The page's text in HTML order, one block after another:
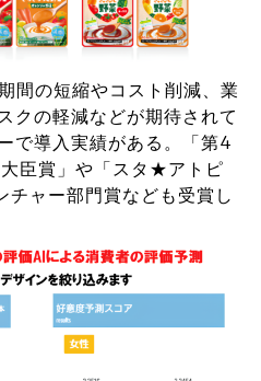
間の短縮やコスト削減、業
クの軽減などが期待されて
で導入実績がある。「第4
臣賞」や「スタ★アトピ
チャー部門賞なども受賞し